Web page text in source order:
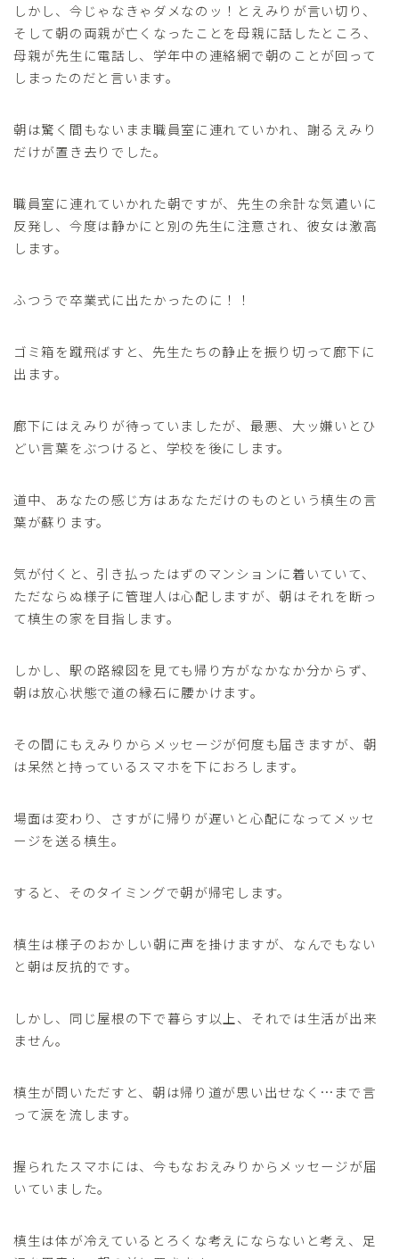
しかし、今じゃなきゃダメなのッ！とえみりが言い切り、
そして朝の両親が亡くなったことを母親に話したところ、
母親が先生に電話し、学年中の連絡網で朝のことが回って
しまったのだと言います。
朝は驚く間もないまま職員室に連れていかれ、謝るえみり
だけが置き去りでした。
職員室に連れていかれた朝ですが、先生の余計な気遣いに
反発し、今度は静かにと別の先生に注意され、彼女は激高
します。
ふつうで卒業式に出たかったのに！！
ゴミ箱を蹴飛ばすと、先生たちの静止を振り切って廊下に
出ます。
廊下にはえみりが待っていましたが、最悪、大ッ嫌いとひ
どい言葉をぶつけると、学校を後にします。
道中、あなたの感じ方はあなただけのものという槙生の言
葉が蘇ります。
気が付くと、引き払ったはずのマンションに着いていて、
ただならぬ様子に管理人は心配しますが、朝はそれを断っ
て槙生の家を目指します。
しかし、駅の路線図を見ても帰り方がなかなか分からず、
朝は放心状態で道の縁石に腰かけます。
その間にもえみりからメッセージが何度も届きますが、朝
は呆然と持っているスマホを下におろします。
場面は変わり、さすがに帰りが遅いと心配になってメッセ
ージを送る槙生。
すると、そのタイミングで朝が帰宅します。
槙生は様子のおかしい朝に声を掛けますが、なんでもない
と朝は反抗的です。
しかし、同じ屋根の下で暮らす以上、それでは生活が出来
ません。
槙生が問いただすと、朝は帰り道が思い出せなく…まで言
って涙を流します。
握られたスマホには、今もなおえみりからメッセージが届
いていました。
槙生は体が冷えているとろくな考えにならないと考え、足